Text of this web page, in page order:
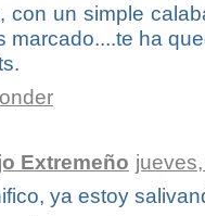
con un simple
marcado....te ha
Extremeño
ya estoy